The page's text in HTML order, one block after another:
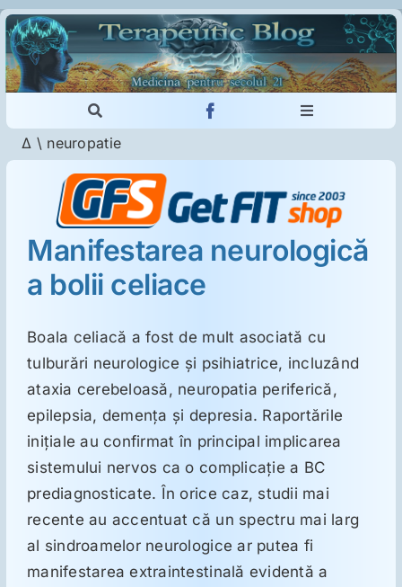
Skip
to
content
Toggle
Navigation
Cautare...
Toggle
Imunologie
Dermatologie
Psihiatrie
Neurologie
Intoleranţa la gluten
Suplimente
Reumatologie
Ginecologie
Δ \ neuropatie
Manifestarea neurologică
a bolii celiace
Boala celiacă a fost de mult asociată cu
tulburări neurologice şi psihiatrice, incluzând
ataxia cerebeloasă, neuropatia periferică,
epilepsia, demenţa şi depresia. Raportările
iniţiale au confirmat în principal implicarea
sistemului nervos ca o complicaţie a BC
prediagnosticate. În orice caz, studii mai
recente au accentuat că un spectru mai larg
al sindroamelor neurologice ar putea fi
manifestarea extraintestinală evidentă a